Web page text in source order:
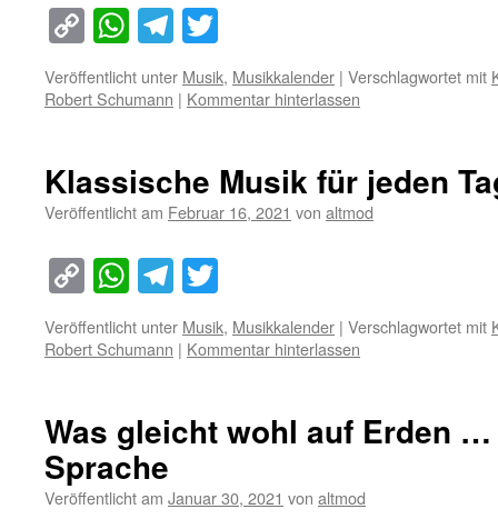
Copy
Link
WhatsApp
Telegram
Veröffentlicht unter Musik, Musikkalender | Verschlagwortet mit
Robert Schumann | Kommentar hinterlassen
Klassische Musik für jeden
Veröffentlicht am Februar 16, 2021 von altmod
Copy
Link
WhatsApp
Telegram
Veröffentlicht unter Musik, Musikkalender | Verschlagwortet mit
Robert Schumann | Kommentar hinterlassen
Was gleicht wohl auf Erden
Sprache
Veröffentlicht am Januar 30, 2021 von altmod